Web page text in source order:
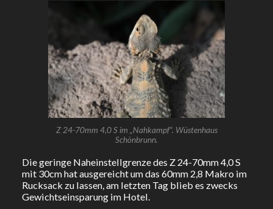
Z 24-70mm 4,0 S im „Nahkampf“. Wüstenhaus
Schönbrunn.
Die geringe Naheinstellgrenze des Z 24-70mm 4,0 S
mit 30cm hat ausgereicht um das 60mm 2,8 Makro im
Rucksack zu lassen, am letzten Tag blieb es zwecks
Gewichtseinsparung im Hotel.